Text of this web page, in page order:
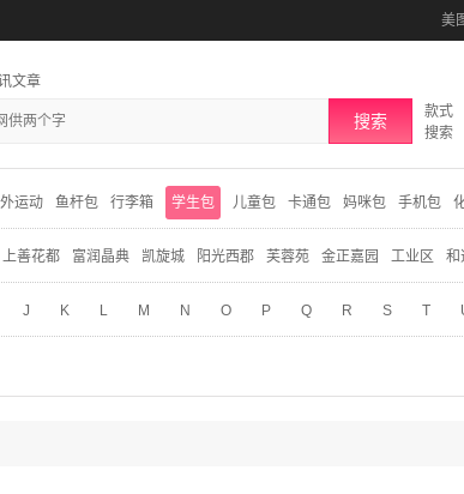
美
文章
搜索
款式
搜索
运动 鱼杆包 行李箱 学生包 儿童包 卡通包 妈咪包 手机包
上善花都 富润晶典 凯旋城 阳光西郡 芙蓉苑 金正嘉园 工业区 和
J K L M N O P Q R S T